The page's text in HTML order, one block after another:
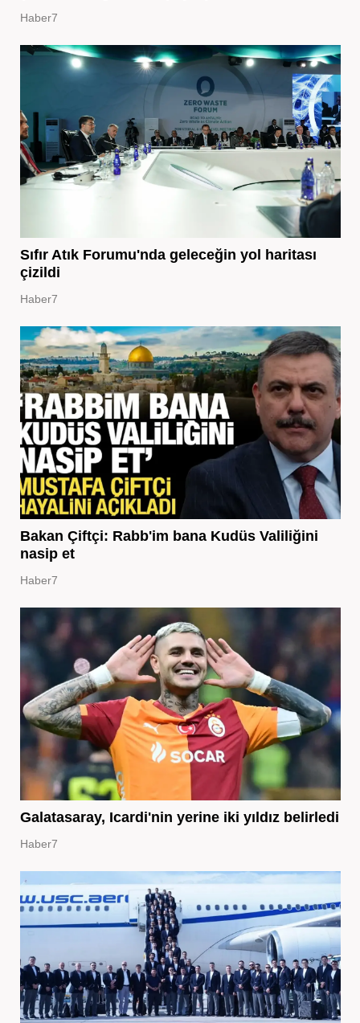
Haber7
Sıfır Atık Forumu'nda geleceğin yol haritası
çizildi
Haber7
Bakan Çiftçi: Rabb'im bana Kudüs Valiliğini
nasip et
Haber7
Galatasaray, Icardi'nin yerine iki yıldız belirledi
Haber7